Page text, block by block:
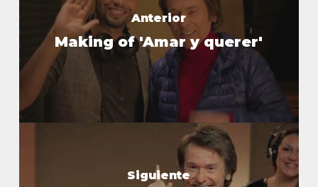
Anterior
Making of 'Amar y querer'
Siguiente